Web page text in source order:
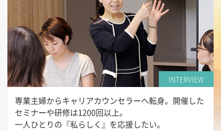
INTERVIEW
専業主婦からキャリアカウンセラーへ転身。開催した
セミナーや研修は1200回以上。
一人ひとりの『私らしく』を応援したい。